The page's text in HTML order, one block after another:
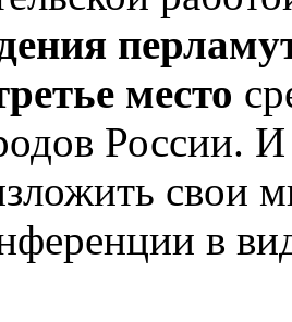
место
России.
свои
в